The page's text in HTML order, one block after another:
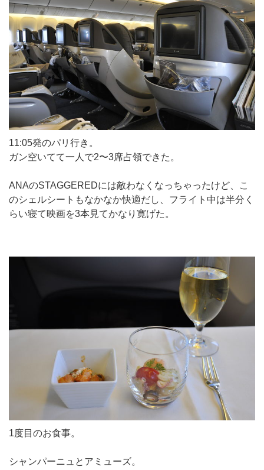
11:05発のパリ行き。
ガン空いてて一人で2〜3席占領できた。
ANAのSTAGGEREDには敵わなくなっちゃったけど、こ
のシェルシートもなかなか快適だし、フライト中は半分く
らい寝て映画を3本見てかなり寛げた。
1度目のお食事。
シャンパーニュとアミューズ。